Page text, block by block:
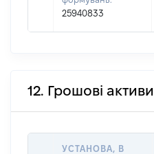
25940833
12. Грошові активи
УСТАНОВА, В